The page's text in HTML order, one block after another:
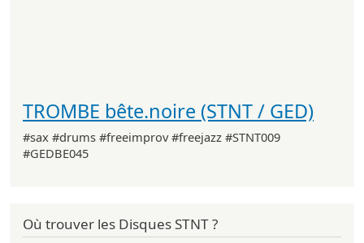
TROMBE bête.noire (STNT / GED)
#sax #drums #freeimprov #freejazz #STNT009
#GEDBE045
Où trouver les Disques STNT ?